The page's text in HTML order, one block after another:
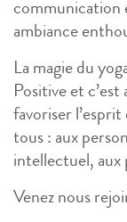
communication
ambiance
La magie du
Positive et
favoriser l’esprit
tous : aux
intellectuel, aux
Venez nous